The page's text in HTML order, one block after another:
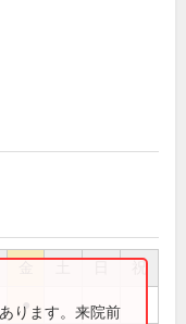
祝
●
ります。来院前